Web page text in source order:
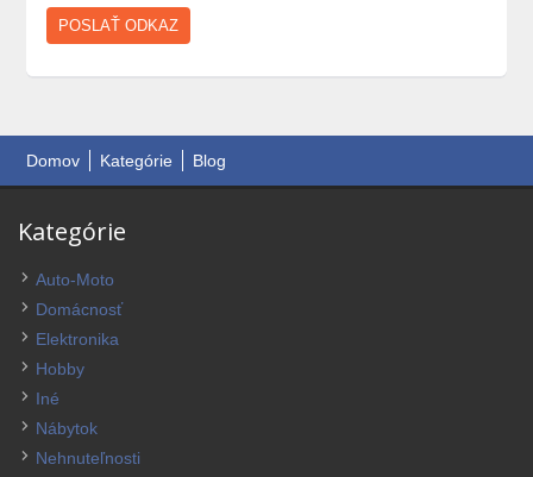
Domov Kategórie Blog
Kategórie
Auto-Moto
Domácnosť
Elektronika
Hobby
Iné
Nábytok
Nehnuteľnosti